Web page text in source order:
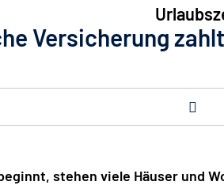
Versicherung
stehen viele Häuser und